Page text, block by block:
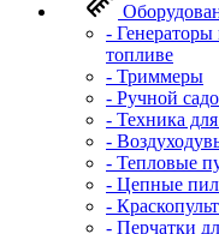
-
топливе
- Триммеры
- Ручной
- Техника
-
- Тепловые
- Цепные
-
- Перчатки